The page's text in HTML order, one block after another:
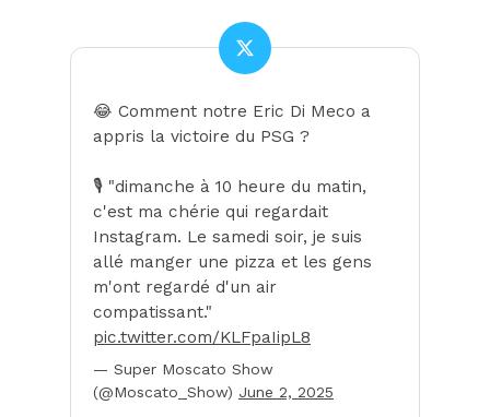
😂 Comment notre Eric Di Meco a
appris la victoire du PSG ?
🎙️ "dimanche à 10 heure du matin,
c'est ma chérie qui regardait
Instagram. Le samedi soir, je suis
allé manger une pizza et les gens
m'ont regardé d'un air
compatissant."
pic.twitter.com/KLFpaIipL8
— Super Moscato Show
(@Moscato_Show) June 2, 2025